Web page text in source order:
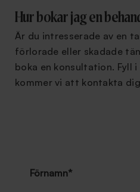
Hur bokar jag en
Är du intresserade av en
förlorade eller skadade
boka en konsultation. Fyll
kommer vi att kontakta
Förnamn*